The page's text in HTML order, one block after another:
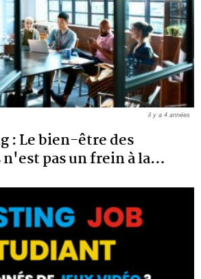
: Le bien-être des
pas un frein à la…
il y a 4 années